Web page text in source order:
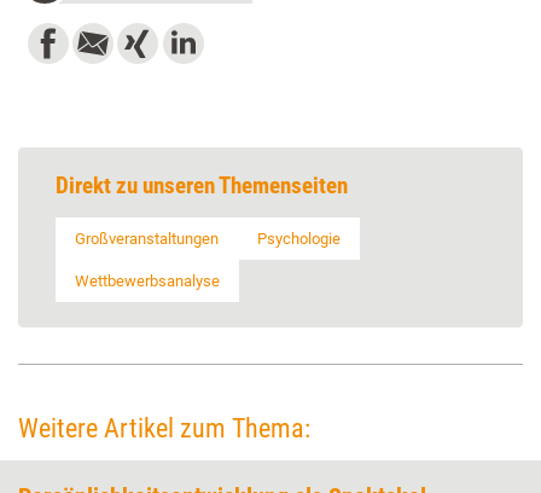
Direkt zu unseren Themenseiten
Großveranstaltungen Psychologie
Wettbewerbsanalyse
Weitere Artikel zum Thema: